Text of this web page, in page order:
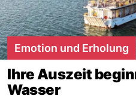
Emotion und Erholung
Ihre Auszeit
Wasser